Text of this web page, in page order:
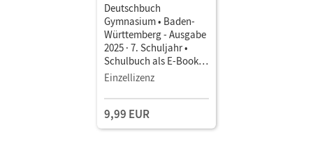
Deutschbuch
Gymnasium • Baden-
Württemberg - Ausgabe
2025 · 7. Schuljahr •
Schulbuch als E-Book
Mit Medien
Einzellizenz
9,99 EUR